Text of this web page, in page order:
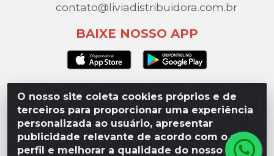
O nosso site coleta cookies próprios e de
terceiros para proporcionar uma experiência
personalizada ao usuário, apresentar
publicidade relevante de acordo com o seu
perfil e melhorar a qualidade do nosso site.
contato@liviadistribuidora.com.br
BAIXE NOSSO APP
Lívia Distribuidora - Av. Percy Gandini, 329 – Vila
Toninho, São José do Rio Preto / SP - CEP 15077-
000 - CNPJ 49.975.923/0003-10